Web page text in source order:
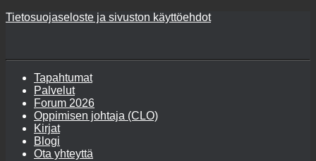
Tietosuojaseloste ja sivuston käyttöehdot
Tapahtumat
Palvelut
Forum 2026
Oppimisen johtaja (CLO)
Kirjat
Blogi
Ota yhteyttä